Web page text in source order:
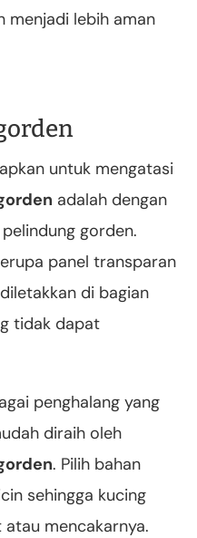
menjadi lebih aman
untuk mengatasi
adalah dengan
gorden.
panel transparan
di bagian
tidak dapat
penghalang yang
diraih oleh
. Pilih bahan
sehingga kucing
mencakarnya.